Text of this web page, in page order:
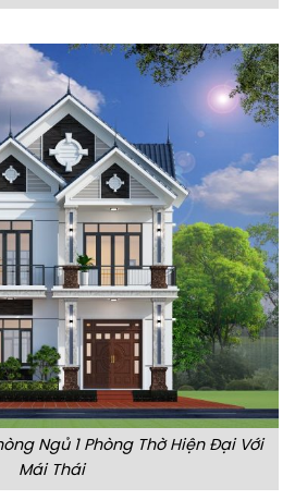
Ngủ 1 Phòng Thờ Hiện Đại Với
Mái Thái